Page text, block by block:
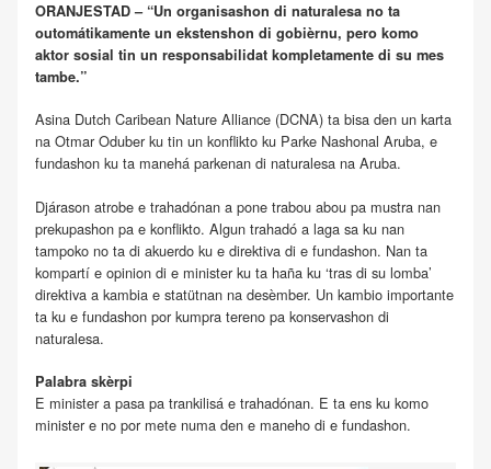
ORANJESTAD – “Un organisashon di naturalesa no ta
outomátikamente un ekstenshon di gobièrnu, pero komo
aktor sosial tin un responsabilidat kompletamente di su mes
tambe.”
Asina Dutch Caribean Nature Alliance (DCNA) ta bisa den un karta
na Otmar Oduber ku tin un konflikto ku Parke Nashonal Aruba, e
fundashon ku ta manehá parkenan di naturalesa na Aruba.
Djárason atrobe e trahadónan a pone trabou abou pa mustra nan
prekupashon pa e konflikto. Algun trahadó a laga sa ku nan
tampoko no ta di akuerdo ku e direktiva di e fundashon. Nan ta
kompartí e opinion di e minister ku ta haña ku ‘tras di su lomba’
direktiva a kambia e statütnan na desèmber. Un kambio importante
ta ku e fundashon por kumpra tereno pa konservashon di
naturalesa.
Palabra skèrpi
E minister a pasa pa trankilisá e trahadónan. E ta ens ku komo
minister e no por mete numa den e maneho di e fundashon.